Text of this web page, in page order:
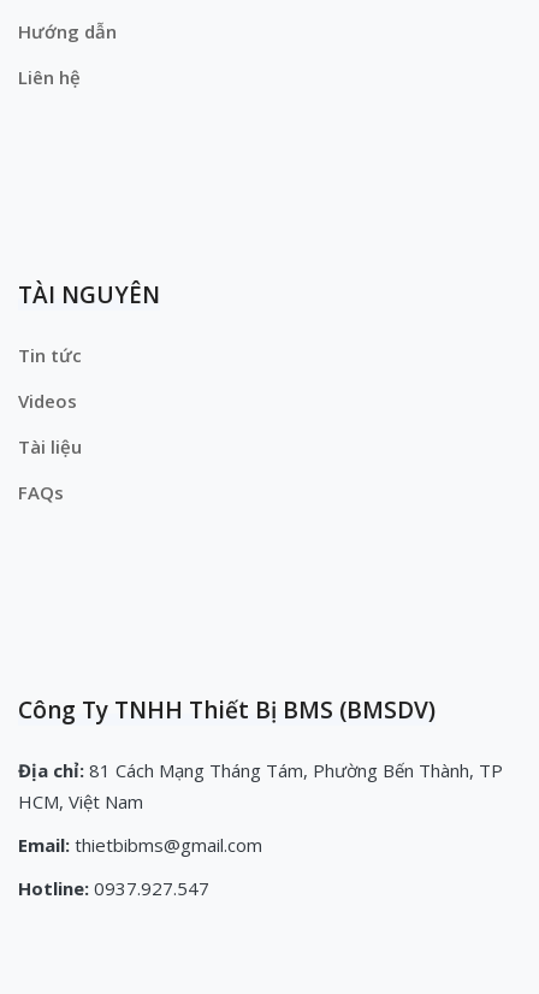
Hướng dẫn
Liên hệ
TÀI NGUYÊN
Tin tức
Videos
Tài liệu
FAQs
Công Ty TNHH Thiết Bị BMS (BMSDV)
Địa chỉ: 81 Cách Mạng Tháng Tám, Phường Bến Thành, TP
HCM, Việt Nam
Email: thietbibms@gmail.com
Hotline: 0937.927.547